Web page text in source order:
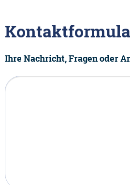
Ihre Nachricht, Fragen oder